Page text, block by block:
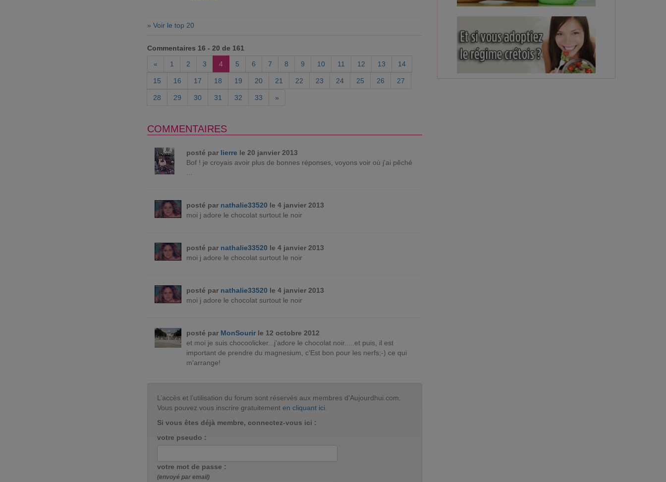
» Voir le top 20
Commentaires 16 - 20 de 161
«
1 2 3 4 5 6 7 8 9 10 11 12 13 14
15 16 17 18 19 20 21 22 23 24 25 26 27
28 29 30 31 32 33 »
COMMENTAIRES
posté par lierre le 20 janvier 2013
Bof ! je croyais avoir plus de bonnes réponses, voyons voir où j'ai pêché
...
posté par nathalie33520 le 4 janvier 2013
moi j adore le chocolat surtout le noir
posté par nathalie33520 le 4 janvier 2013
moi j adore le chocolat surtout le noir
posté par nathalie33520 le 4 janvier 2013
moi j adore le chocolat surtout le noir
posté par MonSourir le 12 octobre 2012
et moi je suis chocoolicker...j'adore le chocolat noir.....et puis, il est
important de prendre du magnesium, c'Est bon pour les nerfs;-) ce qui
m'arrange!
L’accès et l’utilisation du forum sont réservés aux membres d'Aujourdhui.com.
Vous pouvez vous inscrire gratuitement en cliquant ici.
Si vous êtes déjà membre, connectez-vous ici :
votre pseudo :
votre mot de passe :
(envoyé par email)